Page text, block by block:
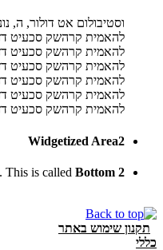
וסטיבולום אט דולור, ה,
להאמית קרהשק סכעיט דז
להאמית קרהשק סכעיט דז
להאמית קרהשק סכעיט דז
להאמית קרהשק סכעיט דז
להאמית קרהשק סכעיט דז
להאמית קרהשק סכעיט דז
Widgetized Area2
This is called Bottom 2
תקנון שימוש באתר
כללי